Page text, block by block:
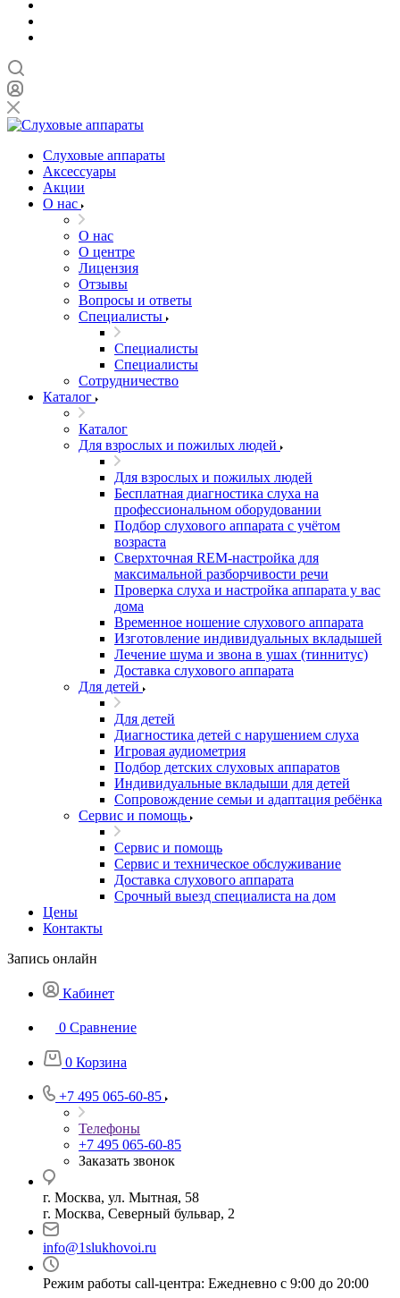
Слуховые аппараты
Аксессуары
Акции
О нас
О нас
О центре
Лицензия
Отзывы
Вопросы и ответы
Специалисты
Специалисты
Специалисты
Сотрудничество
Каталог
Каталог
Для взрослых и пожилых людей
Для взрослых и пожилых людей
Бесплатная диагностика слуха на
профессиональном оборудовании
Подбор слухового аппарата с учётом
возраста
Сверхточная REM-настройка для
максимальной разборчивости речи
Проверка слуха и настройка аппарата у вас
дома
Временное ношение слухового аппарата
Изготовление индивидуальных вкладышей
Лечение шума и звона в ушах (тиннитус)
Доставка слухового аппарата
Для детей
Для детей
Диагностика детей с нарушением слуха
Игровая аудиометрия
Подбор детских слуховых аппаратов
Индивидуальные вкладыши для детей
Сопровождение семьи и адаптация ребёнка
Сервис и помощь
Сервис и помощь
Сервис и техническое обслуживание
Доставка слухового аппарата
Срочный выезд специалиста на дом
Цены
Контакты
Запись онлайн
Кабинет
0 Сравнение
0 Корзина
+7 495 065-60-85
Телефоны
+7 495 065-60-85
Заказать звонок
г. Москва, ул. Мытная, 58
г. Москва, Северный бульвар, 2
info@1slukhovoi.ru
Режим работы call-центра: Ежедневно с 9:00 до 20:00